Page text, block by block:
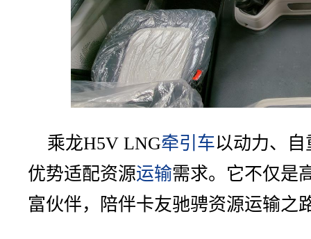
乘龙H5V LNG牵引车以动力、
优势适配资源运输需求。它不仅是
富伙伴，陪伴卡友驰骋资源运输之